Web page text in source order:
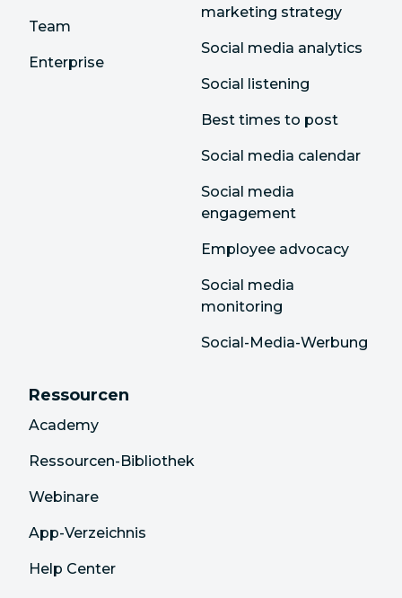
Team
Enterprise
marketing strategy
Social media analytics
Social listening
Best times to post
Social media calendar
Social media
engagement
Employee advocacy
Social media
monitoring
Social-Media-Werbung
Ressourcen
Academy
Ressourcen-Bibliothek
Webinare
App-Verzeichnis
Help Center